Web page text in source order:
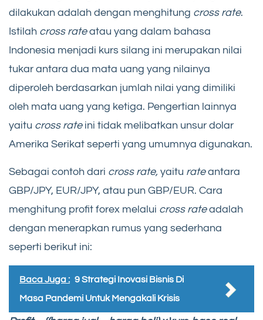
dilakukan adalah dengan menghitung cross rate.
Istilah cross rateatau yang dalam bahasa
Indonesia menjadi kurs silang ini merupakan nilai
tukar antara dua mata uang yang nilainya
diperoleh berdasarkan jumlah nilai yang dimiliki
oleh mata uang yang ketiga. Pengertian lainnya
yaitu cross rate ini tidak melibatkan unsur dolar
Amerika Serikat seperti yang umumnya digunakan.
Sebagai contoh dari cross rate, yaitu rateantara
GBP/JPY, EUR/JPY, atau pun GBP/EUR. Cara
menghitung profit forex melalui cross rateadalah
dengan menerapkan rumus yang sederhana
seperti berikut ini:
Baca Juga : 9 Strategi Inovasi Bisnis Di
Masa Pandemi Untuk Mengakali Krisis